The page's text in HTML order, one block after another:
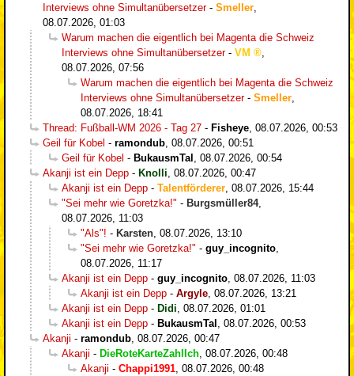
Interviews ohne Simultanübersetzer- Smeller
08.07.2026, 01:03
Warum machen die eigentlich bei Magenta die Schweiz
Interviews ohne Simultanübersetzer- VM
08.07.2026, 07:56
Warum machen die eigentlich bei Magenta die Schweiz
Interviews ohne Simultanübersetzer- Smeller
08.07.2026, 18:41
Thread: Fußball-WM 2026 - Tag 27 - Fisheye 08.07.2026, 00:53
Geil für Kobel - ramondub 08.07.2026, 00:51
Geil für Kobel - BukausmTal
08.07.2026, 00:54
Akanji ist ein Depp - Knolli 08.07.2026, 00:47
Akanji ist ein Depp - Talentförderer 08.07.2026, 15:44
"Sei mehr wie Goretzka!" - Burgsmüller84,
08.07.2026, 11:03
"Als"! - Karsten 08.07.2026, 13:10
"Sei mehr wie Goretzka!" - guy_incognito
08.07.2026, 11:17
Akanji ist ein Depp - guy_incognito 08.07.2026, 11:03
Akanji ist ein Depp - Argyle 08.07.2026, 13:21
Akanji ist ein Depp - Didi 08.07.2026, 01:01
Akanji ist ein Depp - BukausmTal
08.07.2026, 00:53
Akanji - ramondub 08.07.2026, 00:47
Akanji - DieRoteKarteZahlIch 08.07.2026, 00:48
Akanji - Chappi1991 08.07.2026, 00:48